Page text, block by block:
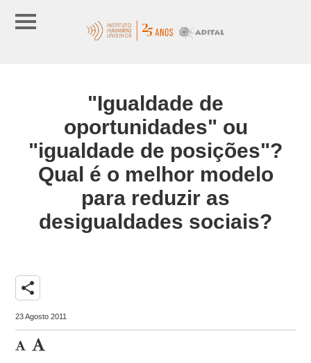
"Igualdade de
oportunidades" ou
"igualdade de posições"?
Qual é o melhor modelo
para reduzir as
desigualdades sociais?
share
23 Agosto 2011